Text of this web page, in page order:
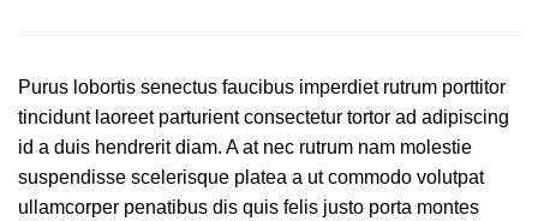
Purus lobortis senectus faucibus imperdiet rutrum porttitor
tincidunt laoreet parturient consectetur tortor ad adipiscing
id a duis hendrerit diam. A at nec rutrum nam molestie
suspendisse scelerisque platea a ut commodo volutpat
ullamcorper penatibus dis quis felis justo porta montes